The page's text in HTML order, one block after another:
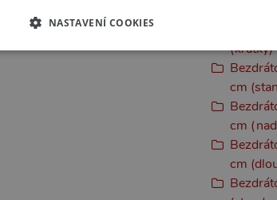
(krátký)
cm
cm
cm
NASTAVENÍ COOKIES
ANALYTICKÉ MARKETINGOVÉ
Funkční
funkce webových stránek, jako je přihlášení uživatele a správa